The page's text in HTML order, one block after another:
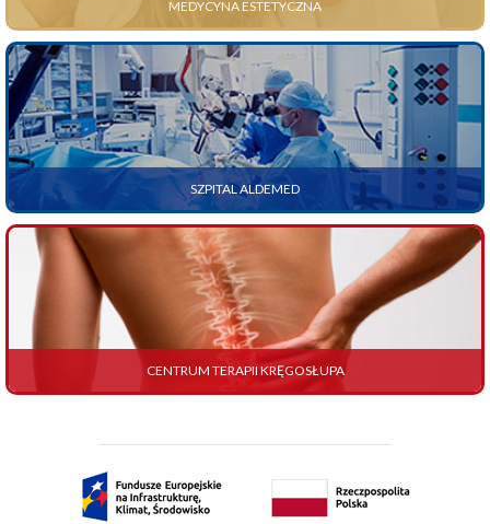
MEDYCYNA ESTETYCZNA
SZPITAL ALDEMED
CENTRUM TERAPII KRĘGOSŁUPA